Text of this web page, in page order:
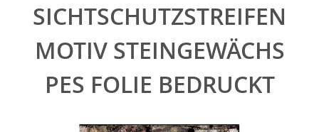
SICHTSCHUTZSTREIFEN
MOTIV STEINGEWÄCHS
PES FOLIE BEDRUCKT